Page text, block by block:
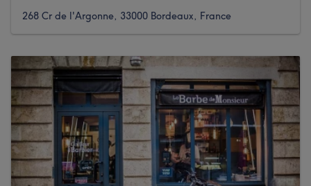
268 Cr de l'Argonne, 33000 Bordeaux, France